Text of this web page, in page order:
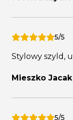
5/5
Stylowy szyld,
Mieszko Jacak
5/5